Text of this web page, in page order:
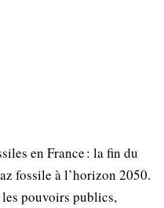
en France : la fin du
fossile à l’horizon 2050.
les pouvoirs publics,